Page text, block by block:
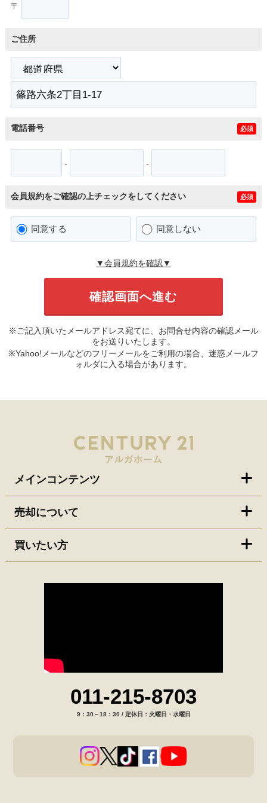
〒
ご住所
電話番号 必須
- -
会員規約をご確認の上チェックをしてください 必須
同意する 同意しない
▼会員規約を確認▼
※ご記入頂いたメールアドレス宛てに、お問合せ内容の確認メール
をお送りいたします。
※Yahoo!メールなどのフリーメールをご利用の場合、迷惑メールフ
ォルダに入る場合があります。
メインコンテンツ
売却について
買いたい方
011-215-8703
9：30～18：30 / 定休日：火曜日・水曜日